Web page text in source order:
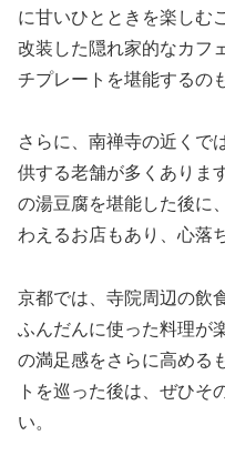
に甘いひとときを楽しむ
改装した隠れ家的なカフ
チプレートを堪能するの
さらに、南禅寺の近くで
供する老舗が多くありま
の湯豆腐を堪能した後に
わえるお店もあり、心落
京都では、寺院周辺の飲
ふんだんに使った料理が
の満足感をさらに高める
トを巡った後は、ぜひそ
い。